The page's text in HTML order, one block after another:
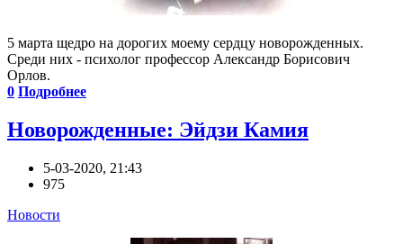
5 марта щедро на дорогих моему сердцу новорожденных.
Среди них - психолог профессор Александр Борисович
Орлов.
0 Подробнее
Новорожденные: Эйдзи Камия
5-03-2020, 21:43
975
Новости